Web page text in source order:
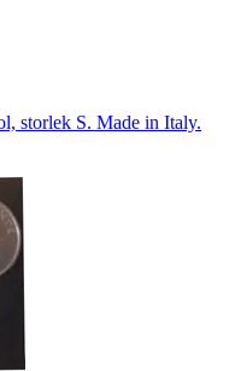
storlek S. Made in Italy.